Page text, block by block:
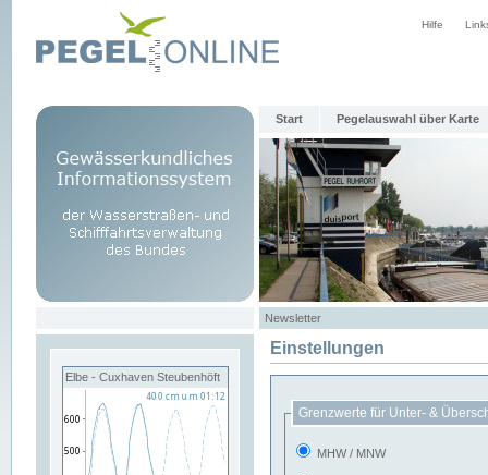
Hilfe
Start Pegelauswahl über Karte
Newsletter
Elbe - Cuxhaven Steubenhöft
Einstellungen
Grenzwerte für Unter- &
MHW / MNW